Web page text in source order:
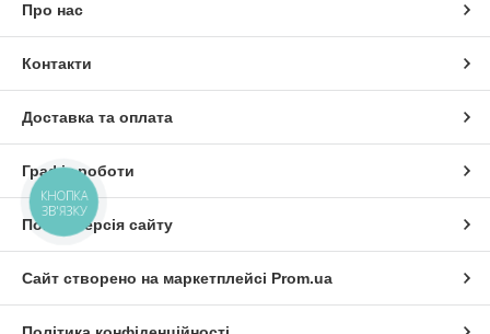
Про нас
Контакти
Доставка та оплата
Графік роботи
Повна версія сайту
Сайт створено на маркетплейсі Prom.ua
КНОПКА
ЗВ'ЯЗКУ